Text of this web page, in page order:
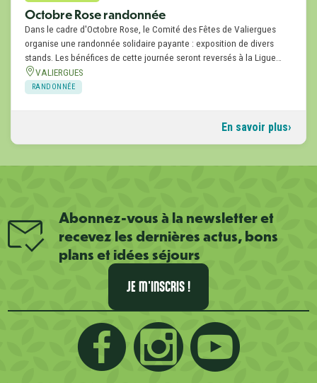
Octobre Rose randonnée
Dans le cadre d'Octobre Rose, le Comité des Fêtes de Valiergues
organise une randonnée solidaire payante : exposition de divers
stands. Les bénéfices de cette journée seront reversés à la Ligue…
VALIERGUES
RANDONNÉE
En savoir plus
Abonnez-vous à la newsletter et
recevez les dernières actus, bons
plans et idées séjours
JE M'INSCRIS !